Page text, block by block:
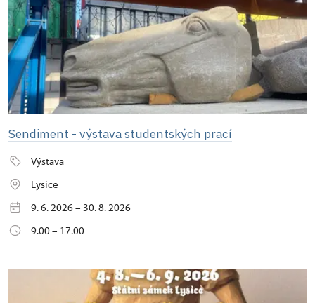
Sendiment - výstava studentských prací
Výstava
Lysice
9. 6. 2026 – 30. 8. 2026
9.00 – 17.00